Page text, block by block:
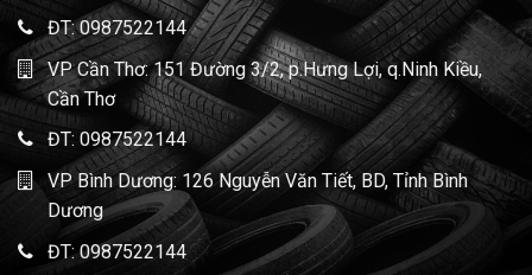
ĐT:0987522144
VP Cần Thơ: 151 Đường 3/2, p.Hưng Lợi, q.Ninh Kiều,
Cần Thơ
ĐT: 0987522144
VP Bình Dương: 126 Nguyễn Văn Tiết, BD, Tỉnh Bình
Dương
ĐT: 0987522144